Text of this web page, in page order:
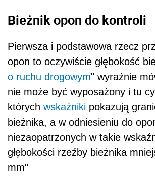
Bieżnik opon do kontroli
Pierwsza i podstawowa rzecz
opon to oczywiście głębokość
o ruchu drogowym" wyraźnie
nie może być wyposażony i tu
których wskaźniki pokazują
bieżnika, a w odniesieniu do
niezaopatrzonych w takie
głębokości rzeźby bieżnika
mm"